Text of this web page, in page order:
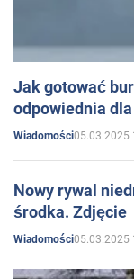
Jak gotować
odpowiednia
Wiadomości05.03.2025
Nowy rywal
środka. Zdjęcie
Wiadomości05.03.2025